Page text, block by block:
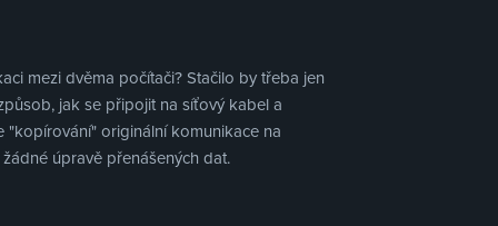
mezi dvěma počítači? Stačilo by třeba jen
jak se připojit na síťový kabel a
originální komunikace na
úpravě přenášených dat.